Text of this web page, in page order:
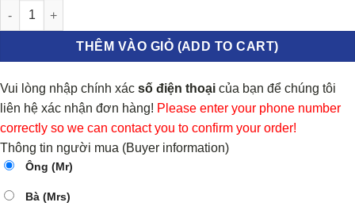
PHUỘC NHÚN SAU SSANGYONG KYRON 2005-2013 |
THÊM VÀO GIỎ (ADD TO CART)
Vui lòng nhập chính xác số điện thoại của bạn để chúng tôi
liên hệ xác nhận đơn hàng! Please enter your phone number
correctly so we can contact you to confirm your order!
Thông tin người mua (Buyer information)
Ông (Mr)
Bà (Mrs)